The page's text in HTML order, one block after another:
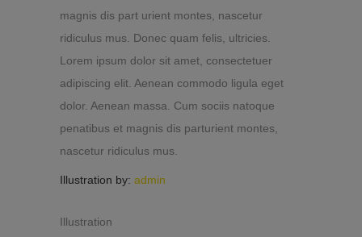
magnis dis part urient montes, nascetur
ridiculus mus. Donec quam felis, ultricies.
Lorem ipsum dolor sit amet, consectetuer
adipiscing elit. Aenean commodo ligula eget
dolor. Aenean massa. Cum sociis natoque
penatibus et magnis dis parturient montes,
nascetur ridiculus mus.
Illustration by: admin
Illustration